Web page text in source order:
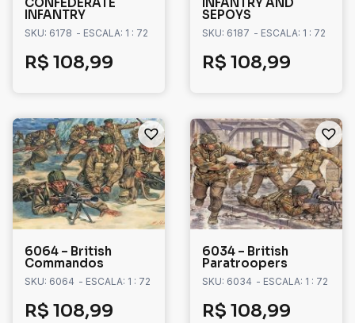
INFANTRY
SKU: 6178 - ESCALA: 1 : 72
R$ 108,99
SEPOYS
SKU: 6187 - ESCALA: 1 : 72
R$ 108,99
6064 – British
Commandos
SKU: 6064 - ESCALA: 1 : 72
R$ 108,99
6034 – British
Paratroopers
SKU: 6034 - ESCALA: 1 : 72
R$ 108,99